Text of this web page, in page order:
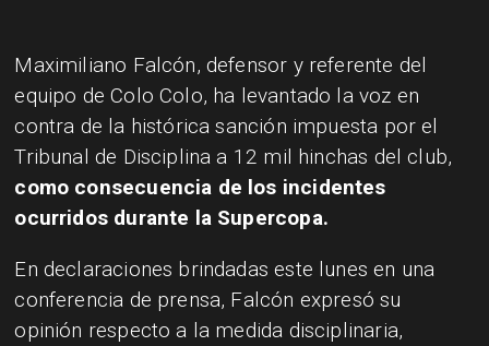
​Maximiliano Falcón, defensor y referente del
equipo de Colo Colo, ha levantado la voz en
contra de la histórica sanción impuesta por el
Tribunal de Disciplina a 12 mil hinchas del club,
como consecuencia de los incidentes
ocurridos durante la Supercopa.
En declaraciones brindadas este lunes en una
conferencia de prensa, Falcón expresó su
opinión respecto a la medida disciplinaria,